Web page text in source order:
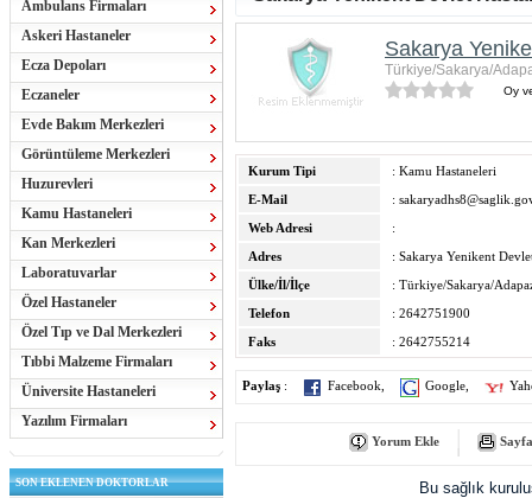
Ambulans Firmaları
Askeri Hastaneler
Ecza Depoları
Eczaneler
Evde Bakım Merkezleri
Görüntüleme Merkezleri
Huzurevleri
Kamu Hastaneleri
Kan Merkezleri
Laboratuvarlar
Özel Hastaneler
Özel Tıp ve Dal Merkezleri
Tıbbi Malzeme Firmaları
Üniversite Hastaneleri
Yazılım Firmaları
SON EKLENEN DOKTORLAR
Sakarya
Türkiye/Sakarya/
Oy
Kurum Tipi
: Kamu Hastaneleri
E-Mail
:
Web Adresi
:
Adres
: Sakarya Yenikent
Ülke/İl/İlçe
: Türkiye/Sakarya/
Telefon
: 2642751900
Faks
: 2642755214
Paylaş : Facebook Google
Yorum Ekle
Bu sağlık